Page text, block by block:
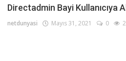
Directadmin Bayi Kullanıcıya
netdunyasi Mayıs 31, 2021 0